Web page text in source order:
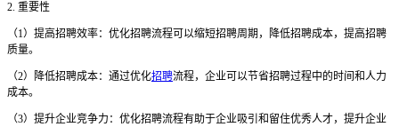
2. 重要性
（1）提高招聘效率：优化招聘流程可以缩短招聘周期，降低招聘成本，提高招聘
质量。
（2）降低招聘成本：通过优化招聘流程，企业可以节省招聘过程中的时间和人力
成本。
（3）提升企业竞争力：优化招聘流程有助于企业吸引和留住优秀人才，提升企业